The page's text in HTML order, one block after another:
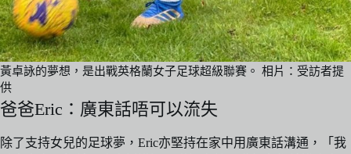
黃卓詠的夢想，是出戰英格蘭女子足球超級聯賽。 相片：受訪者提
供
爸爸Eric：廣東話唔可以流失
除了支持女兒的足球夢，Eric亦堅持在家中用廣東話溝通，「我